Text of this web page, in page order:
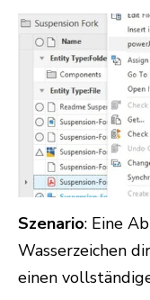
Szenario: Eine
Wasserzeichen
einen